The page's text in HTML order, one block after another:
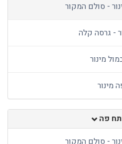
- סולם המקור
- גרסה קלה
מינור
מינור
פה
- סולם המקור